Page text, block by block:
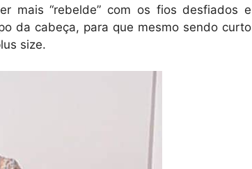
mais “rebelde” com os fios desfiados e
da cabeça, para que mesmo sendo curto
size.